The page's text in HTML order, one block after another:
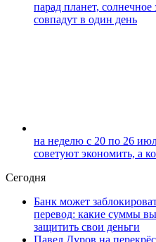
парад планет,
совпадут в один день
на неделю с 20 по 26
советуют экономить, а
Сегодня
Банк может
перевод: какие суммы
защитить свои деньги